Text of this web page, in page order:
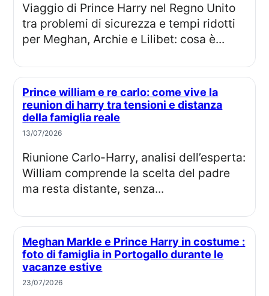
Viaggio di Prince Harry nel Regno Unito
tra problemi di sicurezza e tempi ridotti
per Meghan, Archie e Lilibet: cosa è...
Prince william e re carlo: come vive la
reunion di harry tra tensioni e distanza
della famiglia reale
13/07/2026
Riunione Carlo-Harry, analisi dell’esperta:
William comprende la scelta del padre
ma resta distante, senza...
Meghan Markle e Prince Harry in costume :
foto di famiglia in Portogallo durante le
vacanze estive
23/07/2026